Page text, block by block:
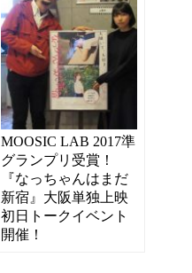
MOOSIC LAB 2017準
グランプリ受賞！
『なっちゃんはまだ
新宿』大阪単独上映
初日トークイベント
開催！